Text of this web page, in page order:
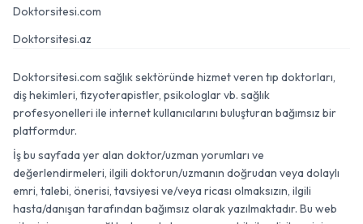
Doktorsitesi.com
Doktorsitesi.az
Doktorsitesi.com sağlık sektöründe hizmet veren tıp doktorları,
diş hekimleri, fizyoterapistler, psikologlar vb. sağlık
profesyonelleri ile internet kullanıcılarını buluşturan bağımsız bir
platformdur.
İş bu sayfada yer alan doktor/uzman yorumları ve
değerlendirmeleri, ilgili doktorun/uzmanın doğrudan veya dolaylı
emri, talebi, önerisi, tavsiyesi ve/veya ricası olmaksızın, ilgili
hasta/danışan tarafından bağımsız olarak yazılmaktadır. Bu web